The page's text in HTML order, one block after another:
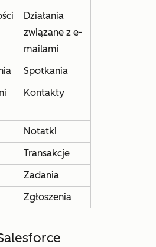
Działania
związane z e-
mailami
Spotkania
Kontakty
Notatki
Transakcje
Zadania
Zgłoszenia